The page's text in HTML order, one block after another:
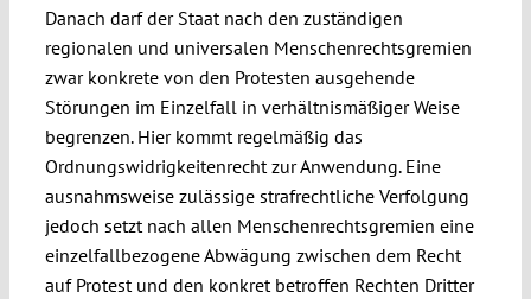
Danach darf der Staat nach den zuständigen
regionalen und universalen Menschenrechtsgremien
zwar konkrete von den Protesten ausgehende
Störungen im Einzelfall in verhältnismäßiger Weise
begrenzen. Hier kommt regelmäßig das
Ordnungswidrigkeitenrecht zur Anwendung. Eine
ausnahmsweise zulässige strafrechtliche Verfolgung
jedoch setzt nach allen Menschenrechtsgremien eine
einzelfallbezogene Abwägung zwischen dem Recht
auf Protest und den konkret betroffen Rechten Dritter